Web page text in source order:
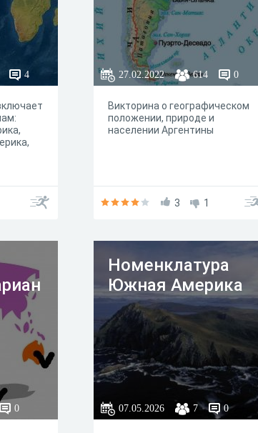
4 27.02.2022 614 0
Викторина о географическом
положении, природе и
населении Аргентины
3 1
0
Номенклатура
Южная Америка
07.05.2026 7 0